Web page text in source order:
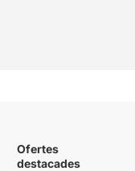
Ofertes
destacades